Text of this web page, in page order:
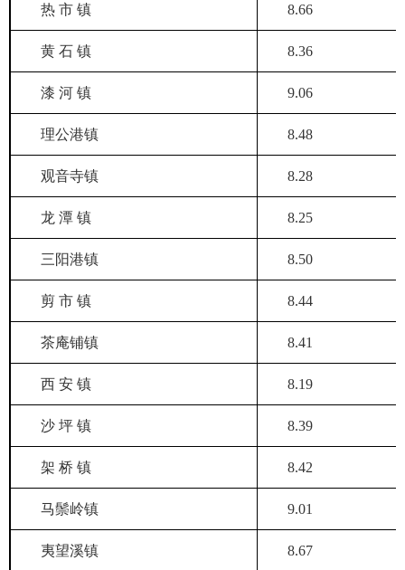
热 市 镇 8.66
黄 石 镇 8.36
漆 河 镇 9.06
理公港镇 8.48
观音寺镇 8.28
龙 潭 镇 8.25
三阳港镇 8.50
剪 市 镇 8.44
茶庵铺镇 8.41
西 安 镇 8.19
沙 坪 镇 8.39
架 桥 镇 8.42
马鬃岭镇 9.01
夷望溪镇 8.67